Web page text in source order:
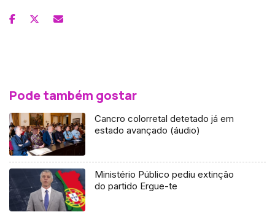
Pode também gostar
Cancro colorretal detetado já em
estado avançado (áudio)
Ministério Público pediu extinção
do partido Ergue-te